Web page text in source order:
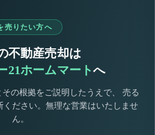
売りたい方へ
不動産売却は
21ホームマートへ
の根拠をご説明したうえで、 売る
ださい。無理な営業はいたしませ
ん。